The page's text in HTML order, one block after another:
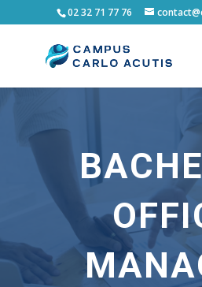
02 32 71 77 76